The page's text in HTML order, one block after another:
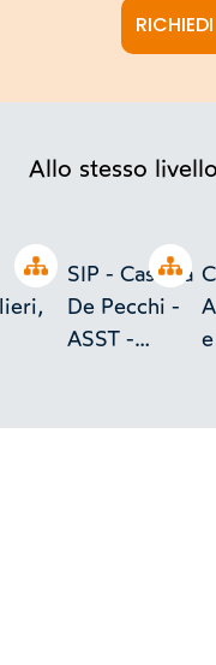
Allo stesso livello
Open tree Open
SIP - Cassina
De Pecchi -
ASST -